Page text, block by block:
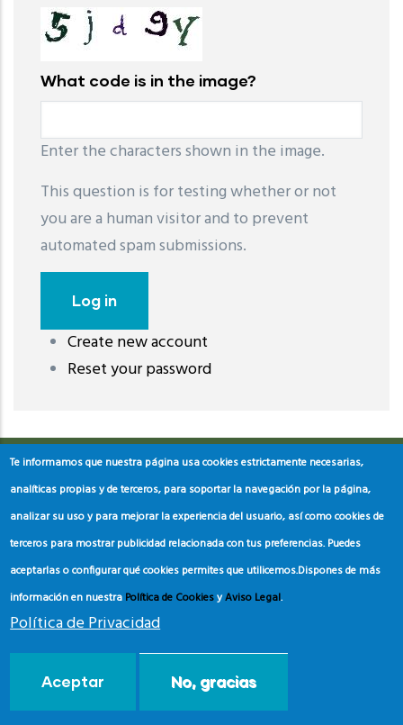
What code is in the image?
Enter the characters shown in the image.
This question is for testing whether or not
you are a human visitor and to prevent
automated spam submissions.
Create new account
Reset your password
레딧 다운로드coloring pages printable
download
Consumidor2024.
Te informamos que nuestra página usa cookies estrictamente necesarias,
analíticas propias y de terceros, para soportar la navegación por la página,
analizar su uso y para mejorar la experiencia del usuario, así como cookies de
terceros para mostrar publicidad relacionada con tus preferencias. Puedes
aceptarlas o configurar qué cookies permites que utilicemos.Dispones de más
información en nuestra Política de CookiesyAviso Legal.
Política de Privacidad
Aceptar No, gracias